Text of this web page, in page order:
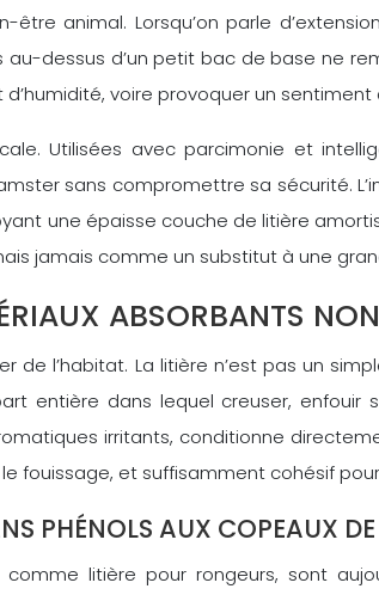
animal. Lorsqu’on parle
dessus d’un petit bac de base ne
voire provoquer un
Utilisées avec parcimonie et
sans compromettre sa sécurité.
une épaisse couche de litière
jamais comme un substitut à une
ABSORBANTS
l’habitat. La litière n’est pas un
entière dans lequel creuser, enfouir
irritants, conditionne
fouissage, et suffisamment cohésif
PHÉNOLS AUX COPEAUX DE
litière pour rongeurs, sont